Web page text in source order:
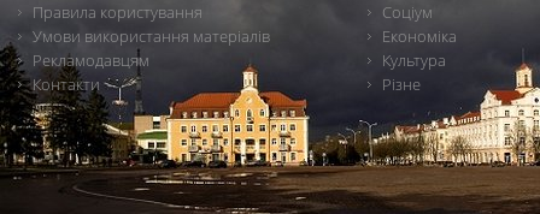
Правила користування
Умови використання матеріалів
Рекламодавцям
Контакти
Соціум
Економіка
Культура
Різне